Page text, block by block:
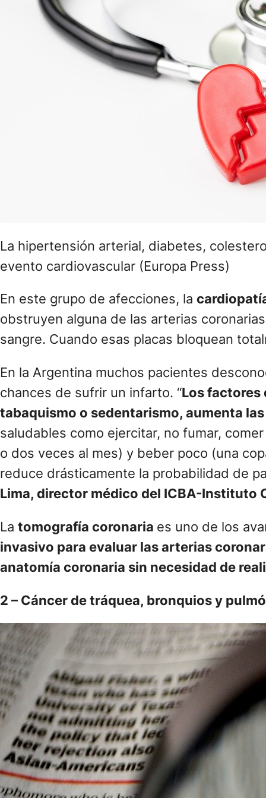
La hipertensión arterial, diabetes,
evento cardiovascular (Europa Press)
En este grupo de afecciones, la
obstruyen alguna de las arterias
sangre. Cuando esas placas bloquean
En la Argentina muchos pacientes
chances de sufrir un infarto. “Los factores
tabaquismo o sedentarismo, aumenta
saludables como ejercitar, no fumar,
o dos veces al mes) y beber poco (una
reduce drásticamente la probabilidad de
Lima, director médico del ICBA-Instituto
La tomografía coronaria es uno de los
invasivo para evaluar las arterias
anatomía coronaria sin necesidad de
2 – Cáncer de tráquea, bronquios y